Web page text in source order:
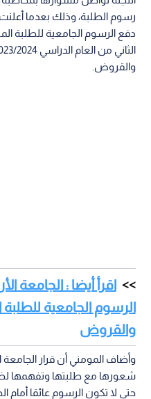
رسوم الطلبة، وذلك بعدما أعلنت
دفع الرسوم الجامعية للطلبة
والقروض.
اقرأ أيضا : الجامعة
الرسوم الجامعية للطلبة
والقروض
وأضاف المومني أن قرار الجامعة
شعورها مع طلبتها وتفهمها
حتى لا تكون الرسوم عائقا أمام